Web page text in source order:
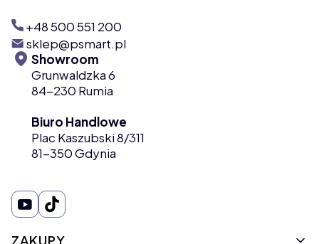
+48 500 551 200
sklep@psmart.pl
Showroom
Grunwaldzka 6
84-230 Rumia
Biuro Handlowe
Plac Kaszubski 8/311
81-350 Gdynia
ZAKUPY